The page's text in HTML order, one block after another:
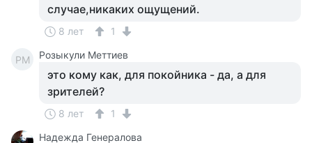
случае,никаких ощущений.
8 лет 1
РМ Розыкули Меттиев
это кому как, для покойника - да, а для
зрителей?
8 лет
1
Надежда Генералова